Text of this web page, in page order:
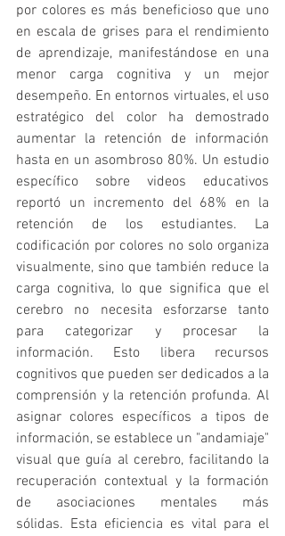
por colores es más beneficioso que uno
en escala de grises para el rendimiento
de aprendizaje, manifestándose en una
menor carga cognitiva y un mejor
desempeño. En entornos virtuales, el uso
estratégico del color ha demostrado
aumentar la retención de información
hasta en un asombroso 80%. Un estudio
específico sobre videos educativos
reportó un incremento del 68% en la
retención de los estudiantes. La
codificación por colores no solo organiza
visualmente, sino que también reduce la
carga cognitiva, lo que significa que el
cerebro no necesita esforzarse tanto
para categorizar y procesar la
información. Esto libera recursos
cognitivos que pueden ser dedicados a la
comprensión y la retención profunda. Al
asignar colores específicos a tipos de
información, se establece un "andamiaje"
visual que guía al cerebro, facilitando la
recuperación contextual y la formación
de asociaciones mentales más
sólidas. Esta eficiencia es vital para el